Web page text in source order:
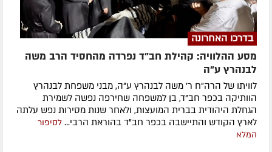
בדרכו האחרונה
מסע ההלוויה: קהילת חב"ד נפרדה מהחסיד הרב משה
לבנהרץ ע"ה
לוויתו של הרה"ח ר' משה לבנהרץ ע"ה, מבני משפחת לבנהרץ
הוותיקה בכפר חב"ד, בן למשפחה שחירפה נפשה לשמירת
הגחלת היהודית בברית המועצות, ולאחר שנות מסירות נפש עלתה
לארץ הקודש והתיישבה בכפר חב"ד בהוראת הרבי... לסיפור
המלא